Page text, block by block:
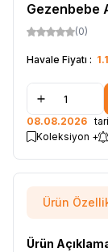
Gezenbebe
(0)
Havale Fiyatı :
08.08.2026
Koleksiyon +
Ürün
Ürün